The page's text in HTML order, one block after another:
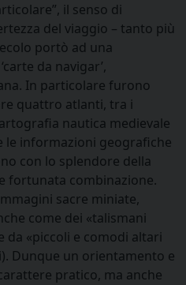
il senso di
del viaggio – tanto più
portò ad una
da navigar’,
In particolare furono
quattro atlanti, tra i
nautica medievale
le informazioni geografiche
con lo splendore della
fortunata combinazione.
sacre miniate,
come dei «talismani
da «piccoli e comodi altari
Dunque un orientamento e
pratico, ma anche